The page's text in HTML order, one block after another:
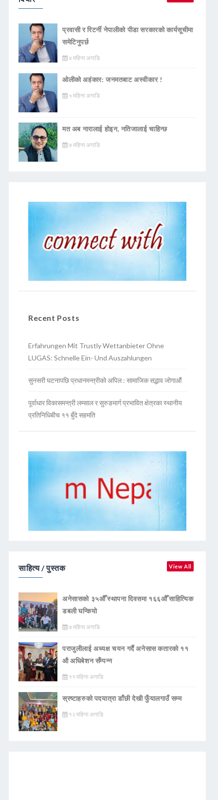
प्रवासी र रिटर्नी नेपालीको पीडा सरकारको कार्यसूचीमा
समेटिनुपर्छ
४ महिना अगाडि
ओलीको अहंकार: जनमतबाट अस्वीकार !
५ महिना अगाडि
मत अब नारालाई होइन, नतिजालाई चाहिन्छ
७ महिना अगाडि
Recent Posts
Erfahrungen Mit Trustly Wettanbieter Ohne
LUGAS: Schnelle Ein- Und Auszahlungen
सुनसरी घटनापछि प्रधानमन्त्रीको अपिल : सामाजिक सद्भाव जोगाऔं
पूर्वाधार विकासमन्त्री लम्साल र सुरुङमार्ग प्रभावित क्षेत्रका स्थानीय
प्रतिनिधिबीच ११ बुँदे सहमति
साहित्य / पुस्तक View All
अनेसासको ३५औँ स्थापना दिवसमा १६६औँ साहित्यिक
डबली घन्कियाे
७ महिना अगाडि
पराजुलीलाई अध्यक्ष चयन गर्दै अनेसास कतारको ११
औ अधिबेशन सँम्पन्न
११ महिना अगाडि
स्रष्टाहरुको पदयात्रा डाँछी देखी फुँयालगाउँ सम्म
१२ महिना अगाडि